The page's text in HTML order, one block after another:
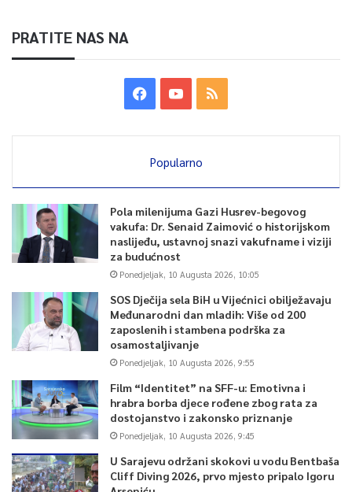
PRATITE NAS NA
Popularno
Pola milenijuma Gazi Husrev-begovog
vakufa: Dr. Senaid Zaimović o historijskom
naslijeđu, ustavnoj snazi vakufname i viziji
za budućnost
Ponedjeljak, 10 Augusta 2026, 10:05
SOS Dječija sela BiH u Vijećnici obilježavaju
Međunarodni dan mladih: Više od 200
zaposlenih i stambena podrška za
osamostaljivanje
Ponedjeljak, 10 Augusta 2026, 9:55
Film “Identitet” na SFF-u: Emotivna i
hrabra borba djece rođene zbog rata za
dostojanstvo i zakonsko priznanje
Ponedjeljak, 10 Augusta 2026, 9:45
U Sarajevu održani skokovi u vodu Bentbaša
Cliff Diving 2026, prvo mjesto pripalo Igoru